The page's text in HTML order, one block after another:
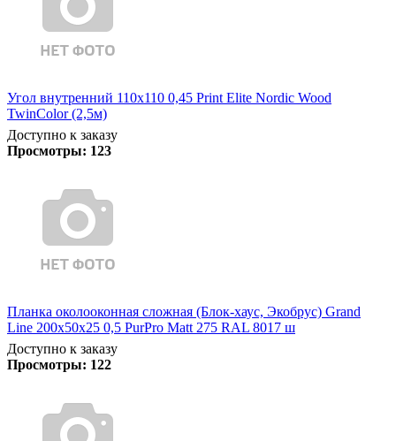
Угол внутренний 110х110 0,45 Print Elite Nordic Wood
TwinColor (2,5м)
Доступно к заказу
Просмотры: 123
Планка околооконная сложная (Блок-хаус, Экобрус) Grand
Line 200х50х25 0,5 PurPro Matt 275 RAL 8017 ш
Доступно к заказу
Просмотры: 122